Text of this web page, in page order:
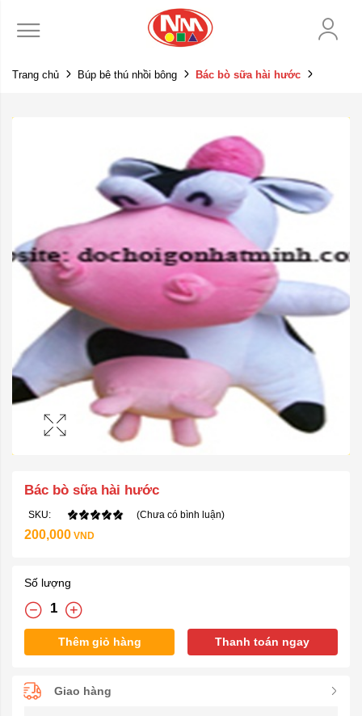
Trang chủ Búp bê thú nhồi bông Bác bò sữa hài hước
Bác bò sữa hài hước
SKU: (Chưa có bình luận)
200,000 VND
Số lượng
Thêm giỏ hàng Thanh toán ngay
Giao hàng